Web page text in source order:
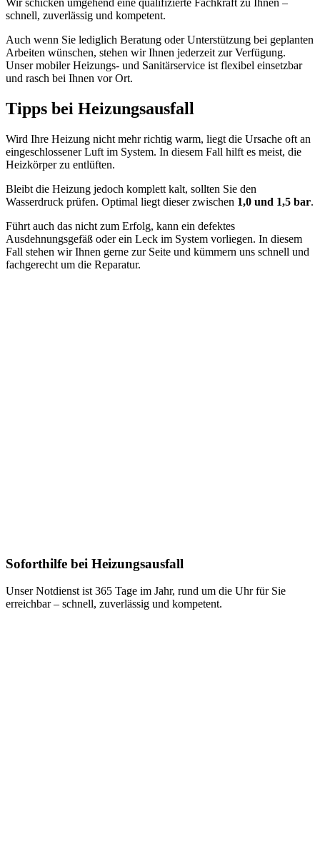
Wir schicken umgehend eine qualifizierte Fachkraft zu Ihnen –
schnell, zuverlässig und kompetent.
Auch wenn Sie lediglich Beratung oder Unterstützung bei geplanten
Arbeiten wünschen, stehen wir Ihnen jederzeit zur Verfügung.
Unser mobiler Heizungs- und Sanitärservice ist flexibel einsetzbar
und rasch bei Ihnen vor Ort.
Tipps bei Heizungsausfall
Wird Ihre Heizung nicht mehr richtig warm, liegt die Ursache oft an
eingeschlossener Luft im System. In diesem Fall hilft es meist, die
Heizkörper zu entlüften.
Bleibt die Heizung jedoch komplett kalt, sollten Sie den
Wasserdruck prüfen. Optimal liegt dieser zwischen 1,0 und 1,5 bar.
Führt auch das nicht zum Erfolg, kann ein defektes
Ausdehnungsgefäß oder ein Leck im System vorliegen. In diesem
Fall stehen wir Ihnen gerne zur Seite und kümmern uns schnell und
fachgerecht um die Reparatur.
Soforthilfe bei Heizungsausfall
Unser Notdienst ist 365 Tage im Jahr, rund um die Uhr für Sie
erreichbar – schnell, zuverlässig und kompetent.